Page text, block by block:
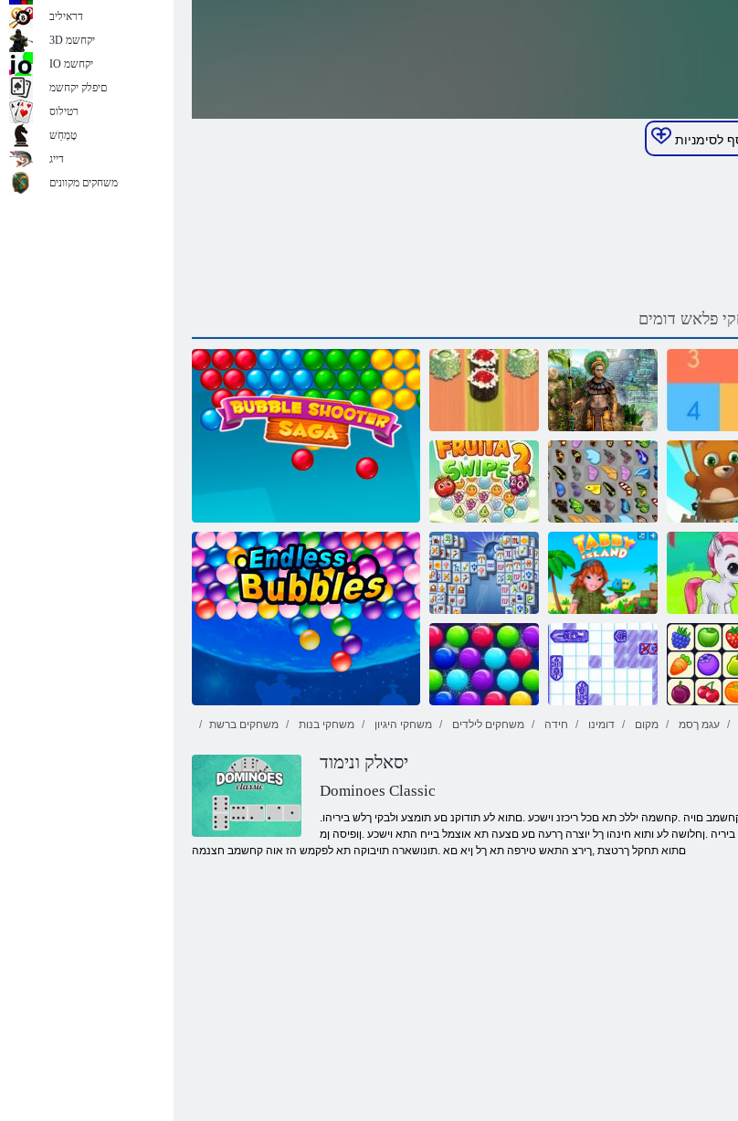
לסימניות
פלאש דומים
תועוב הרויה הגאס
שב-שש ישוס
2 המוזטנומ
תורצוא
10 לבק
Fruita 2 בוחסל יאדויק רפרפ
Endless תועוב
הרויה
Mahjong
Fortuna
דנלייא יבאט יקחשמ
משחקים ברשת משחקי בנות משחקי היגיון משחקים לילדים חידה דומינו מקום עגמ ךסמ
יסאלק ונימוד
Dominoes Classic
.םינוש חול יקחשמ קחשל תובורק םיתעל ונתיאמ םיבר .ונימוד אוה רתויב ץופנה .הז םע קחשנ יסאלק ונימוד קחשמב םויה .קחשמה יללכ תא םכל ריכזנ וישכע .םתוא לע תודוקנ םע תומצע ולבקי ךלש ביריהו
.ןחלושה לע ותוא חינהו ךל יוצרה ךרעה םע םצעה תא אוצמל בייח התא וישכע .ןופיסה ןמ
םתוא תחקל ךרטצת ,ךירצ התאש טירפה תא ךל ןיא םא .תונושארה תויבוקה תא לפקמש הז אוה קחשמב חצנמה
דראיליב
3D יקחשמ
IO יקחשמ
םיפלק יקחשמ
רטילוס
טָמְחַׁש
דייג
משחקים מקוונים